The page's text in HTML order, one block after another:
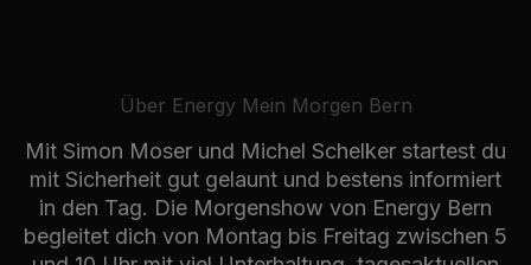
Über Energy Mein Morgen Bern
Mit Simon Moser und Michel Schelker startest du
mit Sicherheit gut gelaunt und bestens informiert
in den Tag. Die Morgenshow von Energy Bern
begleitet dich von Montag bis Freitag zwischen 5